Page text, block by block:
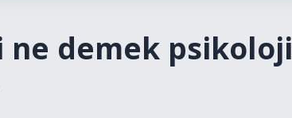
ne demek psikoloji